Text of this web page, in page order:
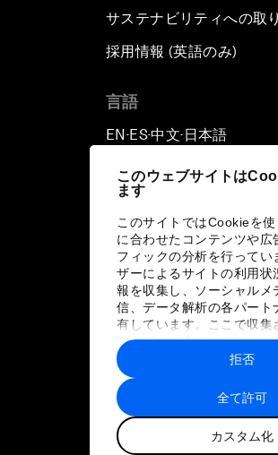
このウェブサイトは
ます
このサイトではCookieを
に合わせたコンテンツや広
フィックの分析を行ってい
ザーによるサイトの利用状
報を収集し、ソーシャルメ
信、データ解析の各パート
有しています。ここで収集
ユーザーが各パートナーに
報や各パートナーのサービ
に収集された情報と組み
トナーによって使用される
す。
全て許可
カスタム化
拒否
サステナビリティへの取
採用情報 (英語のみ)
言語
EN ▪ ES▪中文▪ 日本語